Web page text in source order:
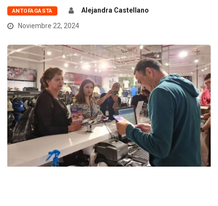
ANTOFAGASTA
Alejandra Castellano
Noviembre 22, 2024